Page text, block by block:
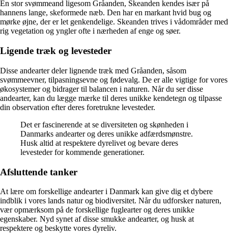
En stor svømmeand ligesom Gråanden, Skeanden kendes især på
hannens lange, skeformede næb. Den har en markant hvid bug og
mørke øjne, der er let genkendelige. Skeanden trives i vådområder med
rig vegetation og yngler ofte i nærheden af enge og søer.
Ligende træk og levesteder
Disse andearter deler lignende træk med Gråanden, såsom
svømmeevner, tilpasningsevne og fødevalg. De er alle vigtige for vores
økosystemer og bidrager til balancen i naturen. Når du ser disse
andearter, kan du lægge mærke til deres unikke kendetegn og tilpasse
din observation efter deres foretrukne levesteder.
Det er fascinerende at se diversiteten og skønheden i
Danmarks andearter og deres unikke adfærdsmønstre.
Husk altid at respektere dyrelivet og bevare deres
levesteder for kommende generationer.
Afsluttende tanker
At lære om forskellige andearter i Danmark kan give dig et dybere
indblik i vores lands natur og biodiversitet. Når du udforsker naturen,
vær opmærksom på de forskellige fuglearter og deres unikke
egenskaber. Nyd synet af disse smukke andearter, og husk at
respektere og beskytte vores dyreliv.